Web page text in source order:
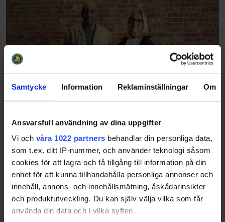
Samtycke Information Reklaminställningar Om
Ansvarsfull användning av dina uppgifter
Vi och våra 1022 partners behandlar din personliga data,
som t.ex. ditt IP-nummer, och använder teknologi såsom
cookies för att lagra och få tillgång till information på din
enhet för att kunna tillhandahålla personliga annonser och
innehåll, annons- och innehållsmätning, åskådarinsikter
och produktutveckling. Du kan själv välja vilka som får
använda din data och i vilka syften.
Årets ledare inom svensk ishockey hittas på
Gotland
26-05-26
I en ishall byggd 1974 har säsongens stora hockeyunder ägt
rum. Den 23 april tog Visby/Roma klivet upp i
Hockeyallsvenskan efter 4–1 i matcher mot Hudiksvall. Ett
”Miracle on Ice” signerat ordföranden…